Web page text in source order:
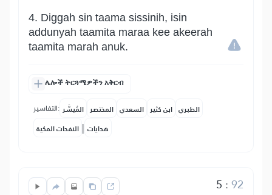
4. Diggah sin taama sissinih, isin
addunyah taamita maraa kee akeerah
taamita marah anuk.
ሌሎች ትርጓሜዎችን አቅርብ
التفاسير: المُيسَّر المختصر السعدي ابن كثير الطبري
النفحات المكية | هدايات
5 :92